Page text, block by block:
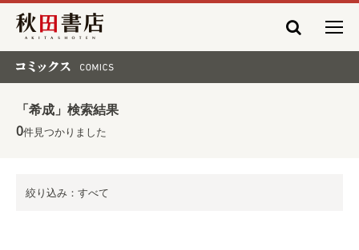
秋田書店
「希成」検索結果
0件見つかりました
絞り込み：すべて